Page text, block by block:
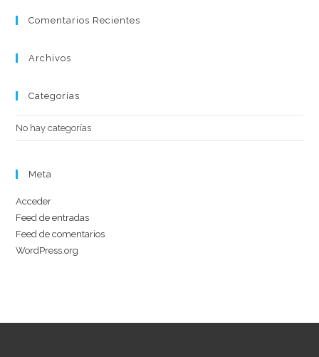
Comentarios Recientes
Archivos
Categorías
No hay categorías
Meta
Acceder
Feed de entradas
Feed de comentarios
WordPress.org